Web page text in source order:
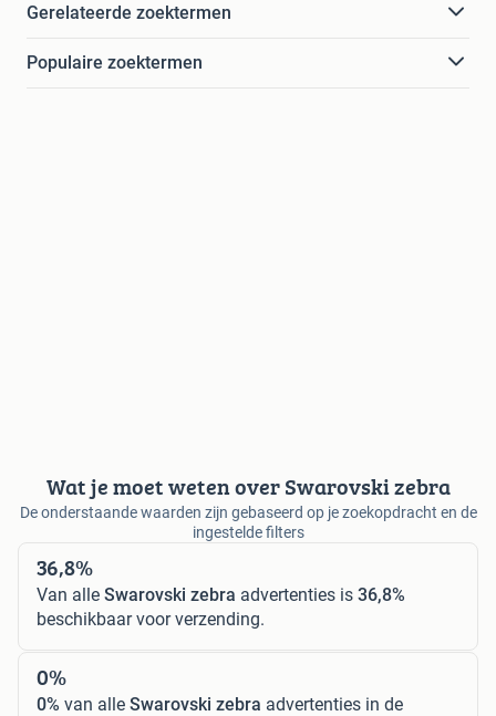
Gerelateerde zoektermen
Populaire zoektermen
Wat je moet weten over Swarovski zebra
De onderstaande waarden zijn gebaseerd op je zoekopdracht en de
ingestelde filters
36,8%
Van alle Swarovski zebra advertenties is 36,8%
beschikbaar voor verzending.
0%
0% van alle Swarovski zebra advertenties in de